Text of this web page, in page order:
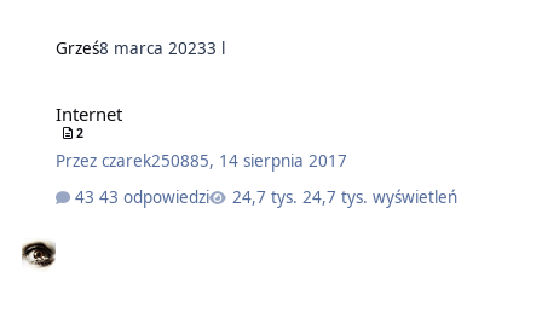
Grześ8 marca 20233 l
Internet
2
Przez czarek250885, 14 sierpnia 2017
43 odpowiedzi
24,7 tys. wyświetleń